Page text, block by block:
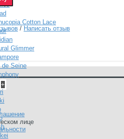
Cotton Lace
Glimmer
de Seine
+
/ Написать отзыв
лице